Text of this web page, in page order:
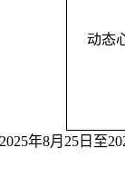
动态
2025年8月25日至